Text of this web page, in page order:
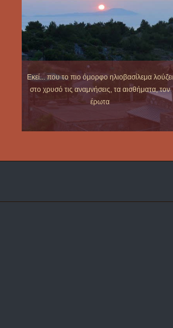
Εκεί... που το πιο όμορφο ηλιοβασίλεμα λούζει
στο χρυσό τις αναμνήσεις, τα αισθήματα, τον
έρωτα